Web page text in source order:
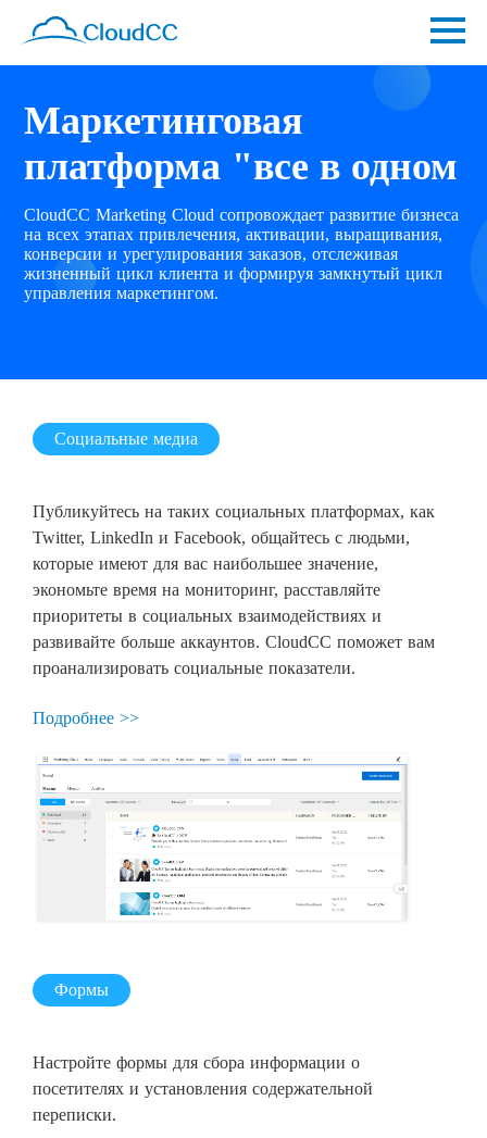
Маркетинговая
платформа "все в одном
CloudCC Marketing Cloud сопровождает развитие бизнеса
на всех этапах привлечения, активации, выращивания,
конверсии и урегулирования заказов, отслеживая
жизненный цикл клиента и формируя замкнутый цикл
управления маркетингом.
Социальные медиа
Публикуйтесь на таких социальных платформах, как
Twitter, LinkedIn и Facebook, общайтесь с людьми,
которые имеют для вас наибольшее значение,
экономьте время на мониторинг, расставляйте
приоритеты в социальных взаимодействиях и
развивайте больше аккаунтов. CloudCC поможет вам
проанализировать социальные показатели.
Подробнее >>
Формы
Настройте формы для сбора информации о
посетителях и установления содержательной
переписки.